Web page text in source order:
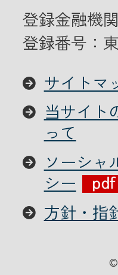
登録金融機
登録番号：
サイトマ
当サイト
って
ソーシャ
シー
方針・指
©